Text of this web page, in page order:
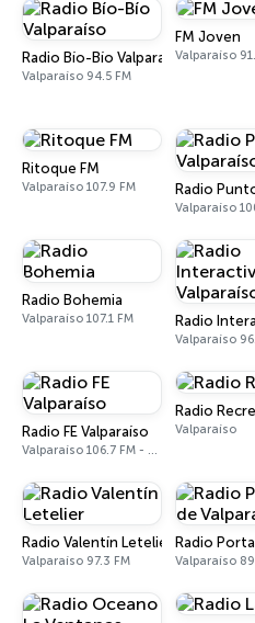
Radio Bío-Bío Valparaíso
Valparaíso 94.5 FM
FM Joven
Valparaíso
Ritoque FM
Valparaíso 107.9 FM Radio
Valparaíso
Radio Bohemia
Valparaíso 107.1 FM Radio
Valparaíso
Radio FE Valparaíso
Valparaíso 106.7 FM - 1600 AM
Radio
Valparaíso
Radio Valentín Letelier
Valparaíso 97.3 FM
Radio